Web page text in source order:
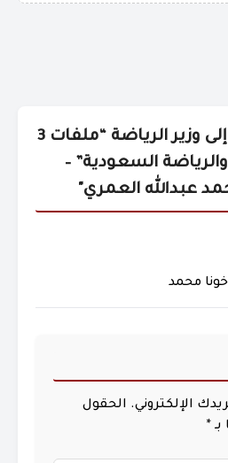
إلى وزير الرياضة “ملفات 3
السعودية” –
عبدالله العمري"
محمد
الإلكتروني. الحقول
*